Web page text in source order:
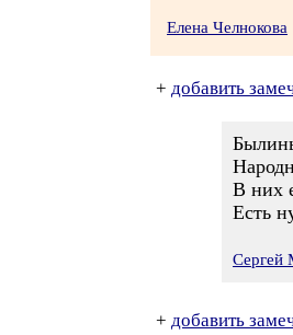
Елена Челнокова
+ добавить
В них
Есть
Сергей
+ добавить